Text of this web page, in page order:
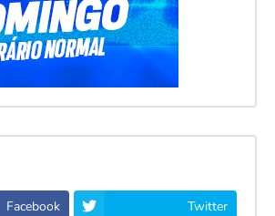
Facebook Twitter